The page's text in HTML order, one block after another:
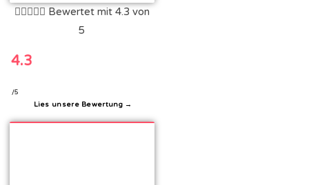
 Bewertet mit 4.3 von
5
4.3
/5
Lies unsere Bewertung →